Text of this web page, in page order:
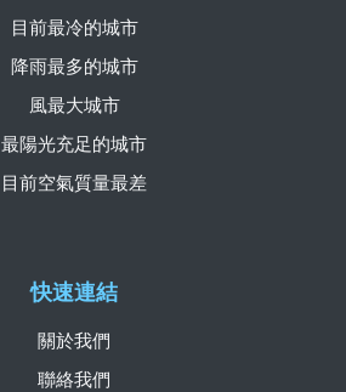
快速連結
關於我們
聯絡我們
目前最冷的城市
降雨最多的城市
風最大城市
最陽光充足的城市
目前空氣質量最差